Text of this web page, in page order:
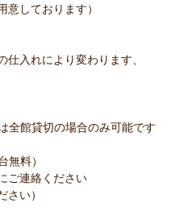
意しております）
入れにより変わります、
全館貸切の場合のみ可能です
料）
連絡ください
さい）